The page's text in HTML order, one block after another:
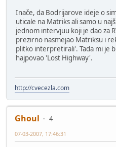
Inače, da Bodrijarove ideje o
uticale na Matriks ali samo u
jednom intervjuu koji je dao za
prezirno nasmejao Matriksu i
plitko interpretirali'. Tada mi je
hajpovao 'Lost Highway'.
http://cvecezla.com
Ghoul
4
07-03-2007, 17:46:31